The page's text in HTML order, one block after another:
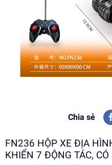
Chia sẻ
FN236 HỘP XE ĐỊA
KHIỂN 7 ĐỘNG TÁC, CÓ